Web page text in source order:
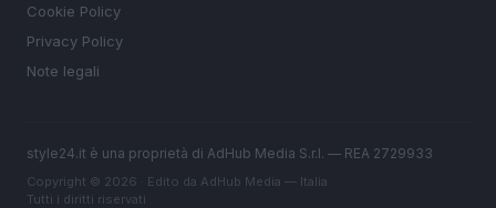
Cookie Policy
Privacy Policy
Note legali
style24.it è una proprietà di AdHub Media S.r.l. — REA 2729933
Copyright © 2026 · Edito da AdHub Media — Italia
Tutti i diritti riservati